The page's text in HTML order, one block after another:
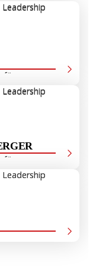
Corporate